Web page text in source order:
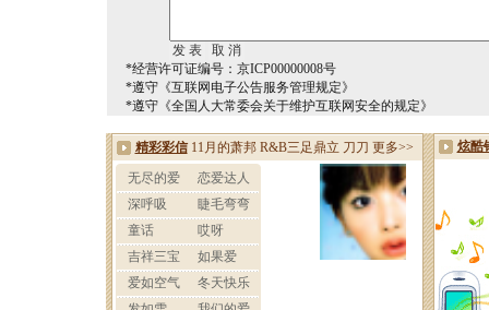
*经营许可证编号：京ICP00000008号
*遵守《互联网电子公告服务管理规定》
*遵守《全国人大常委会关于维护互联网安全的规定》